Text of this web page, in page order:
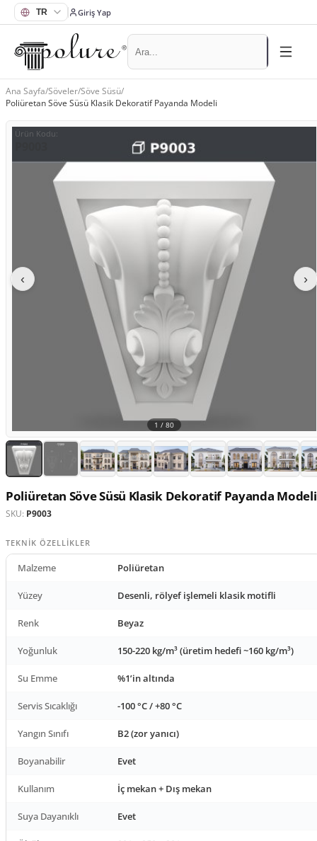
Giriş Yap
Ana Sayfa/Söveler/Söve Süsü/
Poliüretan Söve Süsü Klasik Dekoratif Payanda Modeli
Ürün Kodu:
‹ ›
1 / 80
Poliüretan Söve Süsü Klasik Dekoratif Payanda Modeli
SKU: P9003
TEKNIK ÖZELLIKLER
Malzeme Poliüretan
Yüzey Desenli, rölyef işlemeli klasik motifli
Renk Beyaz
Yoğunluk 150-220 kg/m³ (üretim hedefi ~160 kg/m³)
Su Emme %1’in altında
Servis Sıcaklığı -100 °C / +80 °C
Yangın Sınıfı B2 (zor yanıcı)
Boyanabilir Evet
Kullanım İç mekan + Dış mekan
Suya Dayanıklı Evet